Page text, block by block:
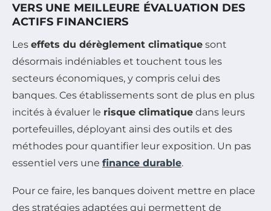
VERS UNE MEILLEURE ÉVALUATION DES
ACTIFS FINANCIERS
Les effets du dérèglement climatique sont
désormais indéniables et touchent tous les
secteurs économiques, y compris celui des
banques. Ces établissements sont de plus en plus
incités à évaluer le risque climatique dans leurs
portefeuilles, déployant ainsi des outils et des
méthodes pour quantifier leur exposition. Un pas
essentiel vers une finance durable.
Pour ce faire, les banques doivent mettre en place
des stratégies adaptées qui permettent de